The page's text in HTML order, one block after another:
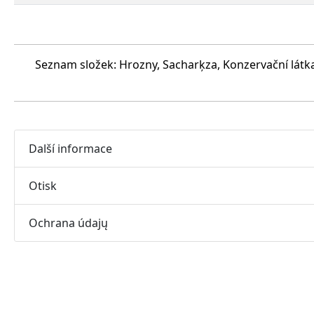
Seznam složek: Hrozny, Sacharķza, Konzervační
Další informace
Otisk
Ochrana údajų